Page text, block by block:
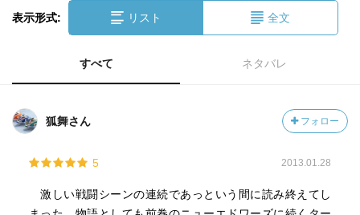
表示形式: リスト 全文
すべて ネタバレ
狐舞さん フォロー
5 2013.01.28
激しい戦闘シーンの連続であっという間に読み終えてし